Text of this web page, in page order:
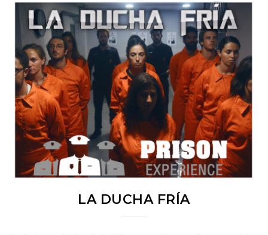
LA DUCHA FRÍA